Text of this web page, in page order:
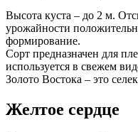
Высота куста – до 2 м.
урожайности
формирование.
Сорт предназначен для
используется в свежем
Золото Востока – это
Желтое сердце